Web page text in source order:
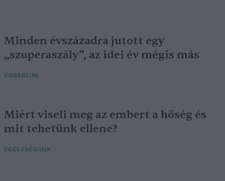
Minden évszázadra jutott egy
„szuperaszály”, az idei év mégis más
AGRÁRIUM
Miért viseli meg az embert a hőség és
mit tehetünk ellene?
EGÉSZSÉGÜNK